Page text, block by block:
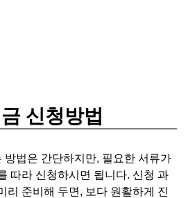
신청방법
방법은 간단하지만, 필요한 서류가
따라 신청하시면 됩니다. 신청 과
리 준비해 두면, 보다 원활하게 진